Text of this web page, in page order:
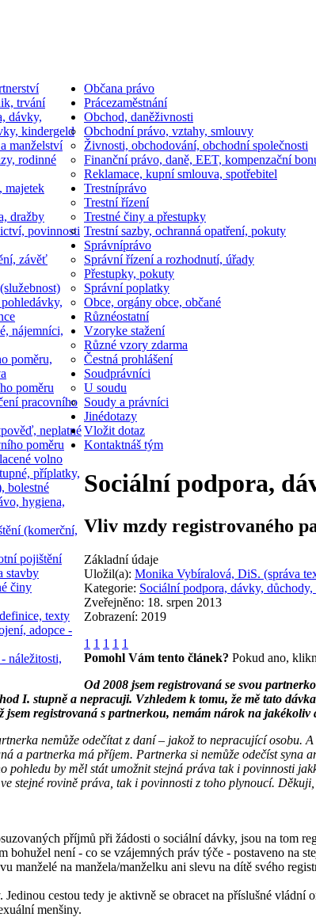
trvání
dávky,
kindergeld
manželství
rodinné
majetek
Občana právo
dražby
povinnosti
závěť
nájemníci,
Prácezaměstnání
poměru,
poměru
pracovního
neplatné
poměru
volno
příplatky,
bolestné
Obchod, daněživnosti
Obchodní právo, vztahy, smlouvy
Živnosti, obchodování, obchodní společnosti
Finanční právo, daně, EET, kompenzační
Reklamace, kupní smlouva, spotřebitel
Trestníprávo
Trestní řízení
Trestné činy a přestupky
Trestní sazby, ochranná opatření, pokuty
Správníprávo
Správní řízení a rozhodnutí, úřady
Přestupky, pokuty
Správní poplatky
Obce, orgány obce, občané
Různéostatní
hygiena,
(komerční,
pojištění
stavby
činy
texty
adopce -
náležitosti,
Vzoryke stažení
Různé vzory zdarma
Čestná prohlášení
Soudprávníci
U soudu
Soudy a právníci
Jinédotazy
Vložit dotaz
Kontaktnáš tým
Sociální podpora,
Vliv mzdy registrovaného
Základní údaje
Uložil(a): Monika Vybíralová, DiS. (správa
Kategorie: Sociální podpora, dávky,
Zveřejněno: 18. srpen 2013
Zobrazení: 2019
1 1 1 1 1
Pomohl Vám tento článek? Pokud ano,
Od 2008 jsem registrovaná se svou
I. stupně a nepracuji. Vzhledem k tomu, že mě tato
jsem registrovaná s partnerkou, nemám nárok na
nemůže odečítat z daní – jakož to nepracující osobu.
a partnerka má příjem. Partnerka si nemůže odečíst syna
pohledu by měl stát umožnit stejná práva tak i povinnosti
stejné rovině práva, tak i povinnosti z toho plynoucí.
příjmů při žádosti o sociální dávky, jsou na tom
bohužel není - co se vzájemných práv týče - postaveno na
manželé na manžela/manželku ani slevu na dítě svého
cestou tedy je aktivně se obracet na příslušné
menšiny.